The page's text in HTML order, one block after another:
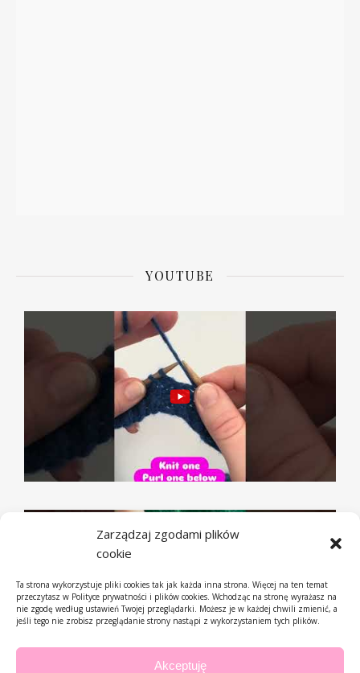
Zarządzaj zgodami plików
cookie
Ta strona wykorzystuje pliki cookies tak jak każda inna strona. Więcej na ten temat
przeczytasz w Polityce prywatności i plików cookies. Wchodząc na stronę wyrażasz na
nie zgodę według ustawień Twojej przeglądarki. Możesz je w każdej chwili zmienić, a
jeśli tego nie zrobisz przeglądanie strony nastąpi z wykorzystaniem tych plików.
Akceptuję
YOUTUBE